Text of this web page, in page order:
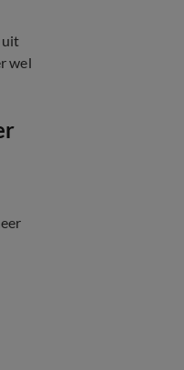
uit
wel